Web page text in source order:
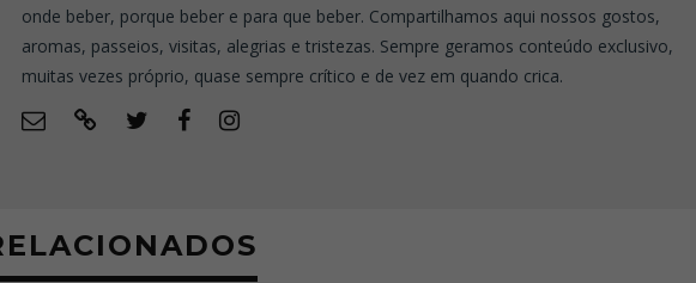
onde beber, porque beber e para que beber. Compartilhamos aqui nossos gostos,
aromas, passeios, visitas, alegrias e tristezas. Sempre geramos conteúdo exclusivo,
muitas vezes próprio, quase sempre crítico e de vez em quando crica.